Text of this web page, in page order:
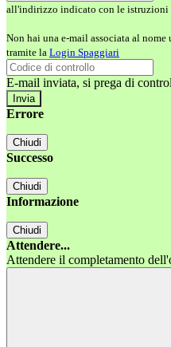
all'indirizzo indicato con le istruzioni
Non hai una e-mail associata al
tramite la Login Spaggiari
E-mail inviata, si prega di
Errore
Chiudi
Successo
Chiudi
Informazione
Chiudi
Attendere...
Attendere il completamento